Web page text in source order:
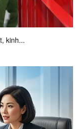
kinh...